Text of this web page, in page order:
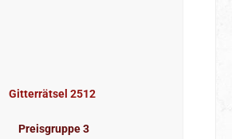
Gitterrätsel 2512
Preisgruppe 3